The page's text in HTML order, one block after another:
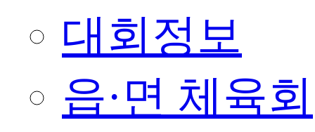
대회정보
읍·면 체육회